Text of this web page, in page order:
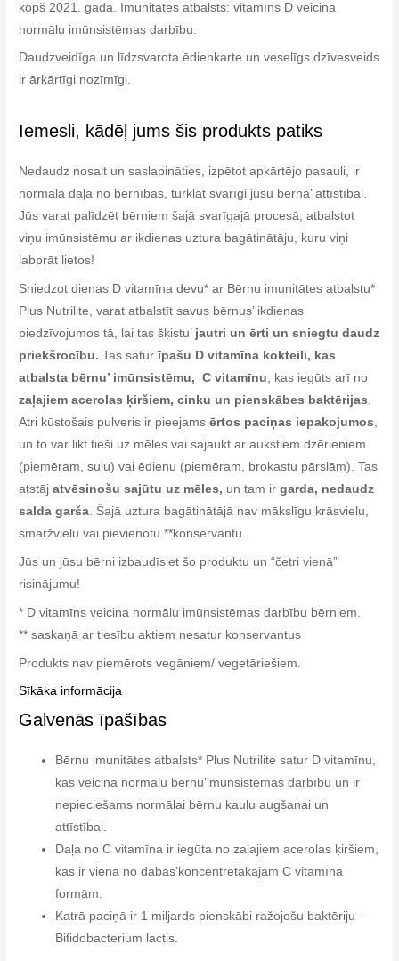
kopš 2021. gada. Imunitātes atbalsts: vitamīns D veicina
normālu imūnsistēmas darbību.
Daudzveidīga un līdzsvarota ēdienkarte un veselīgs dzīvesveids
ir ārkārtīgi nozīmīgi.
Iemesli, kādēļ jums šis produkts patiks
Nedaudz nosalt un saslapināties, izpētot apkārtējo pasauli, ir
normāla daļa no bērnības, turklāt svarīgi jūsu bērna’ attīstībai.
Jūs varat palīdzēt bērniem šajā svarīgajā procesā, atbalstot
viņu imūnsistēmu ar ikdienas uztura bagātinātāju, kuru viņi
labprāt lietos!
Sniedzot dienas D vitamīna devu* ar Bērnu imunitātes atbalstu*
Plus Nutrilite, varat atbalstīt savus bērnus’ ikdienas
piedzīvojumos tā, lai tas šķistu’ jautri un ērti un sniegtu daudz
priekšrocību. Tas saturīpašu D vitamīna kokteili, kas
atbalsta bērnu’ imūnsistēmu, C vitamīnu, kas iegūts arī no
zaļajiem acerolas ķiršiem, cinku un pienskābes baktērijas.
Ātri kūstošais pulveris ir pieejamsērtos paciņas iepakojumos,
un to var likt tieši uz mēles vai sajaukt ar aukstiem dzērieniem
(piemēram, sulu) vai ēdienu (piemēram, brokastu pārslām). Tas
atstājatvēsinošu sajūtu uz mēles, un tam irgarda, nedaudz
salda garša. Šajā uztura bagātinātājā nav mākslīgu krāsvielu,
smaržvielu vai pievienotu **konservantu.
Jūs un jūsu bērni izbaudīsiet šo produktu un “četri vienā”
risinājumu!
* D vitamīns veicina normālu imūnsistēmas darbību bērniem.
** saskaņā ar tiesību aktiem nesatur konservantus
Produkts nav piemērots vegāniem/ vegetāriešiem.
Sīkāka informācija
Galvenās īpašības
Bērnu imunitātes atbalsts* Plus Nutrilite satur D vitamīnu,
kas veicina normālu bērnu’imūnsistēmas darbību un ir
nepieciešams normālai bērnu kaulu augšanai un
attīstībai.
Daļa no C vitamīna ir iegūta no zaļajiem acerolas ķiršiem,
kas ir viena no dabas’koncentrētākajām C vitamīna
formām.
Katrā paciņā ir 1 miljards pienskābi ražojošu baktēriju –
Bifidobacterium lactis.